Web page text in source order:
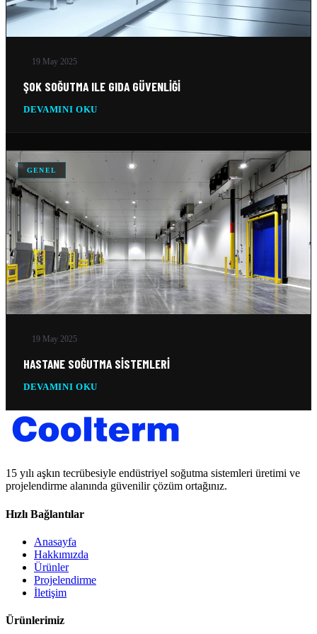
19 May 2025
ŞOK SOĞUTMA ILE GIDA GÜVENLIĞI
DEVAMINI OKU
GENEL
19 May 2025
HASTANE SOĞUTMA SISTEMLERI
DEVAMINI OKU
15 yılı aşkın tecrübesiyle endüstriyel soğutma sistemleri üretimi ve
projelendirme alanında güvenilir çözüm ortağınız.
Hızlı Bağlantılar
Anasayfa
Hakkımızda
Ürünler
Projelendirme
İletişim
Ürünlerimiz